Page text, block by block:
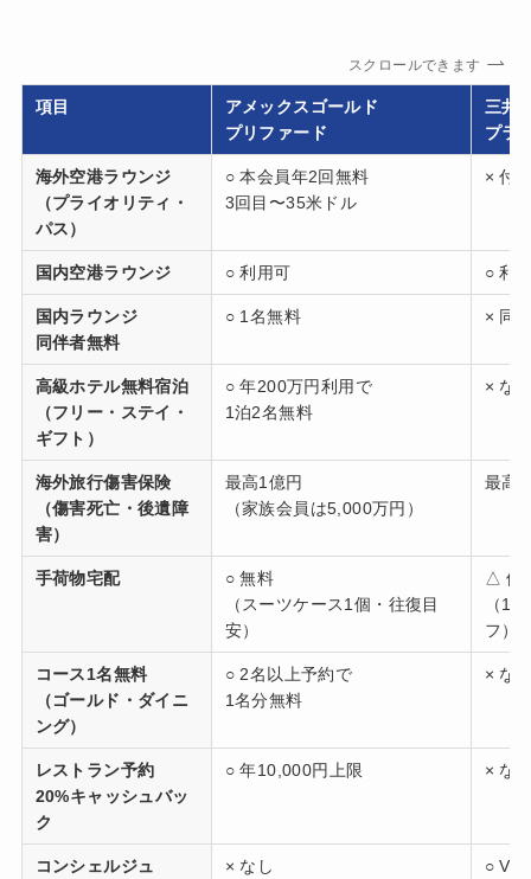
スクロールできます
項目
アメックスゴールド
プリファード
三井
プラ
海外空港ラウンジ
（プライオリティ・
パス）
○ 本会員年2回無料
3回目〜35米ドル
× 付
国内空港ラウンジ ○ 利用可 ○ 利
国内ラウンジ
同伴者無料
○ 1名無料 × 同
高級ホテル無料宿泊
（フリー・ステイ・
ギフト）
○ 年200万円利用で
1泊2名無料
× な
海外旅行傷害保険
（傷害死亡・後遺障
害）
最高1億円
（家族会員は5,000万円）
最高
手荷物宅配
○ 無料
（スーツケース1個・往復目
安）
△ 優
（1
フ）
コース1名無料
（ゴールド・ダイニ
ング）
○ 2名以上予約で
1名分無料
× な
レストラン予約
20%キャッシュバッ
ク
○ 年10,000円上限 × な
コンシェルジュ × なし
○